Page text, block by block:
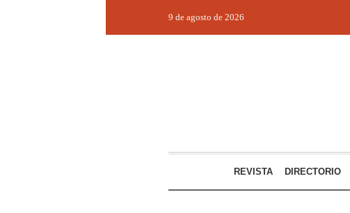
9 de agosto de 2026
REVISTA DIRECTORIO